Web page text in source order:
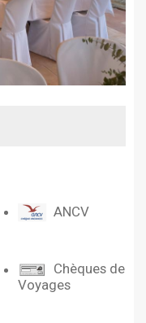
ANCV
Chèques de
Voyages